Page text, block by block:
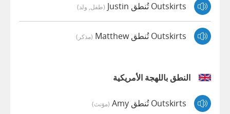
Outskirts تُنطق Justin (طفل, ولد)
Outskirts تُنطق Matthew (مذكر)
النطق باللهجة الأمريكية
Outskirts تُنطق Amy (مؤنث)